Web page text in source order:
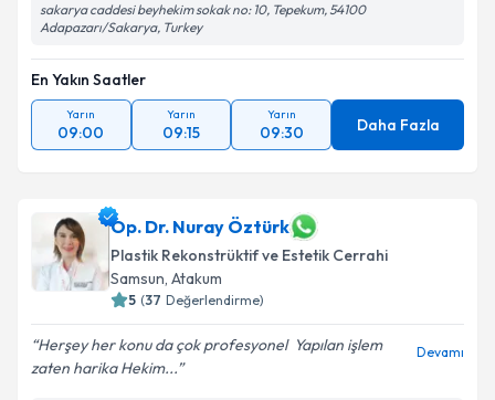
sakarya caddesi beyhekim sokak no: 10, Tepekum, 54100
Adapazarı/Sakarya, Turkey
En Yakın Saatler
Yarın
09:00
Yarın
09:15
Yarın
09:30 Daha Fazla
Op. Dr. Nuray Öztürk
Plastik Rekonstrüktif ve Estetik Cerrahi
Samsun, Atakum
5 (37 Değerlendirme)
Herşey her konu da çok profesyonel ️ Yapılan işlem
zaten harika Hekim...
Devamı